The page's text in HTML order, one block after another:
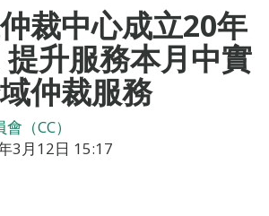
裁中心成立20年
升服務本月中實
仲裁服務
（CC）
3月12日 15:17